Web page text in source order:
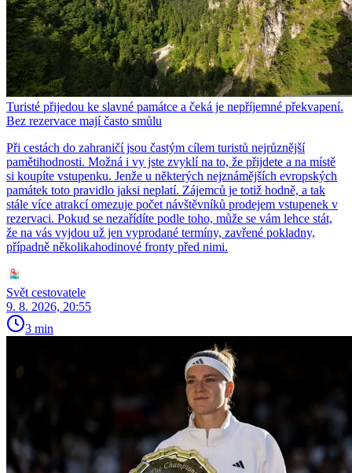
Turisté přijedou ke slavné památce a čeká je nepříjemné překvapení.
Bez rezervace mají často smůlu
Při cestách do zahraničí jsou častým cílem turistů nejrůznější
pamětihodnosti. Možná i vy jste zvyklí na to, že přijdete a na místě
si koupíte vstupenku. Jenže u některých nejznámějších evropských
památek toto pravidlo jaksi neplatí. Zájemců je totiž hodně, a tak
stále více atrakcí omezuje počet návštěvníků prodejem vstupenek v
rezervaci. Pokud se nezařídíte podle toho, může se vám lehce stát,
že na vás vyjdou už jen vyprodané termíny, zavřené pokladny,
případně několikahodinové fronty před nimi.
Svět cestovatele
9. 8. 2026, 20:55
3 min